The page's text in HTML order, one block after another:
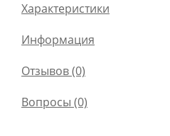
Характеристики
Информация
Отзывов (0)
Вопросы (0)